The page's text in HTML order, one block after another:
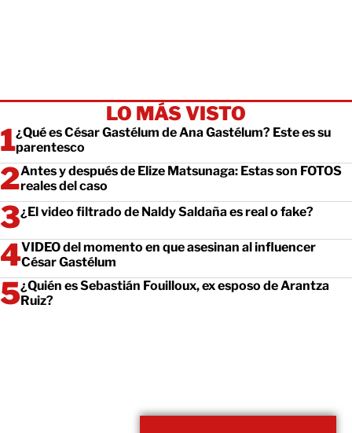
LO MÁS VISTO
¿Qué es César Gastélum de Ana Gastélum? Este es su
parentesco
Antes y después de Elize Matsunaga: Estas son FOTOS
reales del caso
¿El video filtrado de Naldy Saldaña es real o fake?
VIDEO del momento en que asesinan al influencer
César Gastélum
¿Quién es Sebastián Fouilloux, ex esposo de Arantza
Ruiz?